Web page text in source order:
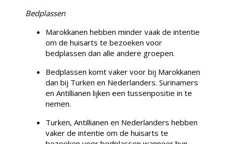
Bedplassen
Marokkanen hebben minder vaak de intentie
om de huisarts te bezoeken voor
bedplassen dan alle andere groepen.
Bedplassen komt vaker voor bij Marokkanen
dan bij Turken en Nederlanders. Surinamers
en Antillianen lijken een tussenpositie in te
nemen.
Turken, Antillianen en Nederlanders hebben
vaker de intentie om de huisarts te